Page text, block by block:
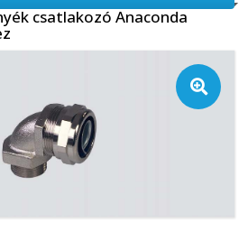
csatlakozó Anaconda
🔍